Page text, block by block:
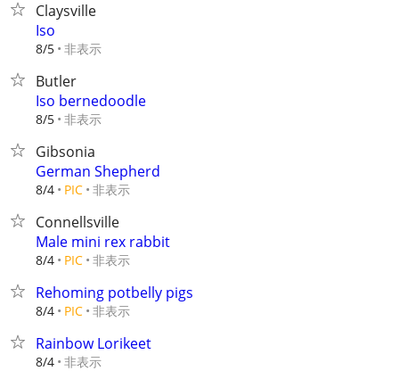
Claysville
Iso
8/5 非表示
Butler
Iso bernedoodle
8/5 非表示
Gibsonia
German Shepherd
8/4 PIC 非表示
Connellsville
Male mini rex rabbit
8/4 PIC 非表示
Rehoming potbelly pigs
8/4 PIC 非表示
Rainbow Lorikeet
8/4 非表示